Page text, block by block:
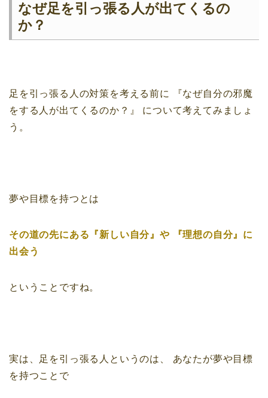
なぜ足を引っ張る人が出てくるの
か？
足を引っ張る人の対策を考える前に
『なぜ自分の邪魔
をする人が出てくるのか？』
について考えてみましょ
う。
夢や目標を持つとは
その道の先にある『新しい自分』や 『理想の自分』に
出会う
ということですね。
実は、足を引っ張る人というのは、
あなたが夢や目標
を持つことで